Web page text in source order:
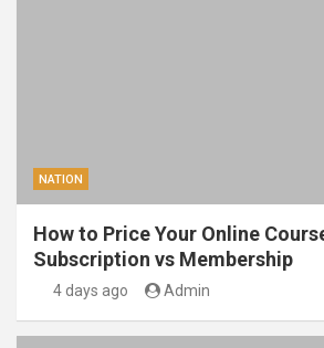
NATION
How to Price Your Online
Subscription vs Membership
4 days ago Admin